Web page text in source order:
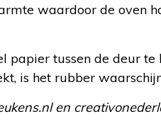
waardoor de oven
papier tussen de deur
is het rubber
en